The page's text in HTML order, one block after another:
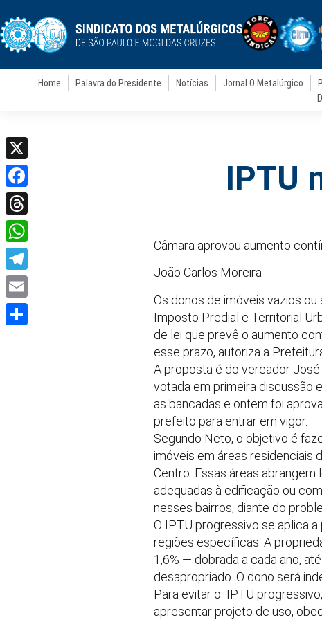
Home Palavra do Presidente Notícias Jornal O Metalúrgico
IPTU
Câmara aprovou aumento
João Carlos Moreira
Os donos de imóveis vazios
Imposto Predial e Territorial
de lei que prevê o aumento
esse prazo, autoriza a
A proposta é do vereador José
votada em primeira discussão
as bancadas e ontem foi
prefeito para entrar em vigor.
Segundo Neto, o objetivo é
imóveis em áreas residenciais
Centro. Essas áreas
adequadas à edificação ou
nesses bairros, diante do
O IPTU progressivo se aplica
regiões específicas. A
1,6% — dobrada a cada ano,
desapropriado. O dono será
Para evitar o IPTU
apresentar projeto de uso,
X
Facebook
Threads
WhatsApp
Telegram
Email